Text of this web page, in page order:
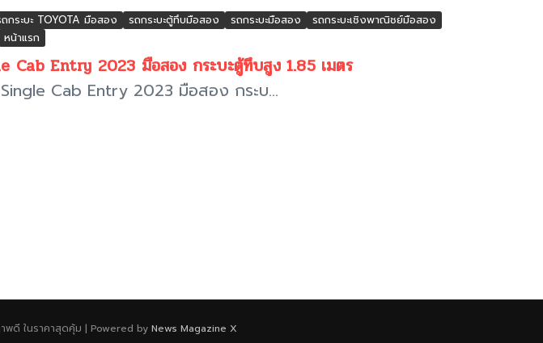
กระบะ TOYOTA มือสอง รถกระบะตู้ทึบมือสอง รถกระบะมือสอง
รถกระบะเชิงพาณิชย์มือสอง
หน้าแรก
Entry 2023 มือสอง กระบะตู้ทึบสูง 1.85 เมตร
Cab Entry 2023 มือสอง กระบ...
ดี ในราคาสุดคุ้ม | Powered by News Magazine X